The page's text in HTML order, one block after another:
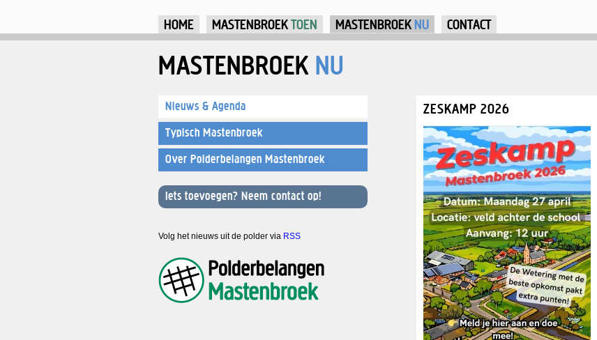
HOME MASTENBROEKTOEN MASTENBROEK NU CONTACT
MASTENBROEK NU
ZESKAMP 2026
Nieuws & Agenda
Typisch Mastenbroek
Over Polderbelangen Mastenbroek
Iets toevoegen? Neem contact op!
Volg het nieuws uit de polder via RSS